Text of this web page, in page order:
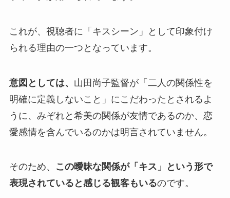
これが、視聴者に「キスシーン」として印象付け
られる理由の一つとなっています。
意図としては、 山田尚子監督が「二人の関係性を
明確に定義しないこと」にこだわったとされるよ
うに、みぞれと希美の関係が友情であるのか、恋
愛感情を含んでいるのかは明言されていません。
そのため、
この曖昧な関係が「キス」という形で
表現されていると感じる観客もいるのです。